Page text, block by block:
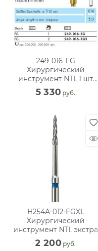
249-016-FG
Хирургический
инструмент NTI, 1 шт
триммер мягких тканей
5 330 руб.
H254A-012-FGXL
Хирургический
инструмент NTI, экстра
длинный, фрез для кости
2 200 руб.